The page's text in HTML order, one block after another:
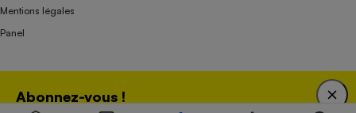
Abonnez-vous !
Mentions légales
Panel
Association indépendante de l’État, des syndicats, des producteurs et des
distributeurs depuis 1951.